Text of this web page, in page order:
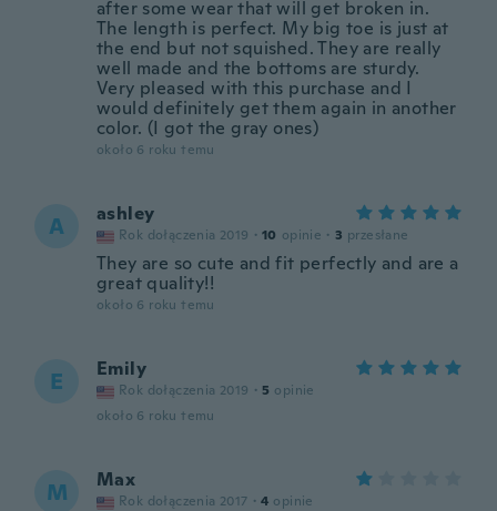
after some wear that will get broken in.
The length is perfect. My big toe is just at
the end but not squished. They are really
well made and the bottoms are sturdy.
Very pleased with this purchase and I
would definitely get them again in another
color. (I got the gray ones)
około 6 roku temu
A ashley
Rok dołączenia 2019 · 10 opinie · 3 przesłane
They are so cute and fit perfectly and are a
great quality!!
około 6 roku temu
E Emily
Rok dołączenia 2019 · 5 opinie
około 6 roku temu
M Max
Rok dołączenia 2017 · 4 opinie